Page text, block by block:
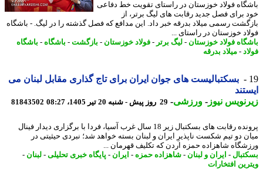
فولاد خوزستان در راستای تقویت خط دفاعی
برای فصل جدید رقابت های لیگ برتر، از
رسمی میلاد بدرقه خبر داد. این مدافع که فصل گذشته را در لیگ. - باشگاه
خوزستان در راستای ...
فولاد خوزستان-لیگ برتر - فولاد خوزستان-بازگشت-باشگاه-باشگاه
-میلاد بدرقه
بسکتبالیست های جوان ایران برای تاج گذاری مقابل لبنان می
نیوز-ورزشی-29 روز پیش - شنبه 20 تیر 1405، 08:27 81843502
پرونده رقابت های بسکتبال زیر 18 سال غرب آسیا، فردا با برگزاری دیدار فینال
دو تیم شکست ناپذیرِ ایران و لبنان بسته خواهد شد؛ نبردی حیثیتی در
شاهزاده حمزه اردن که تکلیف قهرمان ...
-ایران و لبنان-شاهزاده حمزه-ایران - پایگاه خبری تحلیلی-لبنان-
افتخارات